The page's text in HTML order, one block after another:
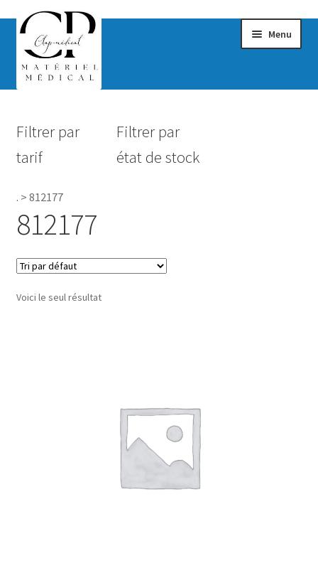
Menu
Hygiène
Accessoires Salle de bain
Filtrer par
tarif
Filtrer par
état de stock
. > 812177
812177
Voici le seul résultat